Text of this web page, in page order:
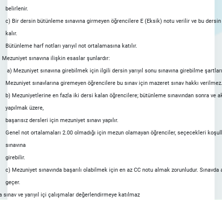
belirlenir.
c) Bir dersin bütünleme sınavına girmeyen öğrencilere E (Eksik) notu verilir ve bu
kalır.
Bütünleme harf notları yarıyıl not ortalamasına katılır.
Mezuniyet sınavına ilişkin esaslar şunlardır:
sınavına girebilmek için ilgili dersin yarıyıl sonu sınavına girebilme
Mezuniyet sınavlarına giremeyen öğrencilere bu sınav için mazeret sınav hakkı verilmez.
b) Mezuniyetlerine en fazla iki dersi kalan öğrencilere; bütünleme sınavından sonra ve
yapılmak üzere,
başarısız dersleri için mezuniyet sınavı yapılır.
Genel not ortalamaları 2.00 olmadığı için mezun olamayan öğrenciler, seçecekleri
sınavına
girebilir.
c) Mezuniyet sınavında başarılı olabilmek için en az CC notu almak zorunludur.
geçer.
sınav ve yarıyıl içi çalışmalar değerlendirmeye katılmaz